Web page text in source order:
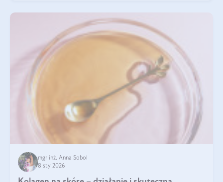
mgr inż. Anna Sobol
8 sty 2026